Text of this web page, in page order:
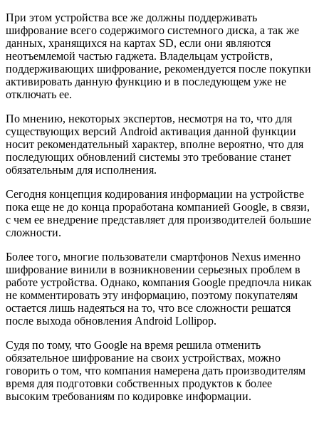
При этом устройства все же должны поддерживать
шифрование всего содержимого системного диска, а так же
данных, хранящихся на картах SD, если они являются
неотъемлемой частью гаджета. Владельцам устройств,
поддерживающих шифрование, рекомендуется после покупки
активировать данную функцию и в последующем уже не
отключать ее.
По мнению, некоторых экспертов, несмотря на то, что для
существующих версий Android активация данной функции
носит рекомендательный характер, вполне вероятно, что для
последующих обновлений системы это требование станет
обязательным для исполнения.
Сегодня концепция кодирования информации на устройстве
пока еще не до конца проработана компанией Google, в связи,
с чем ее внедрение представляет для производителей большие
сложности.
Более того, многие пользователи смартфонов Nexus именно
шифрование винили в возникновении серьезных проблем в
работе устройства. Однако, компания Google предпочла никак
не комментировать эту информацию, поэтому покупателям
остается лишь надеяться на то, что все сложности решатся
после выхода обновления Android Lollipop.
Судя по тому, что Google на время решила отменить
обязательное шифрование на своих устройствах, можно
говорить о том, что компания намерена дать производителям
время для подготовки собственных продуктов к более
высоким требованиям по кодировке информации.